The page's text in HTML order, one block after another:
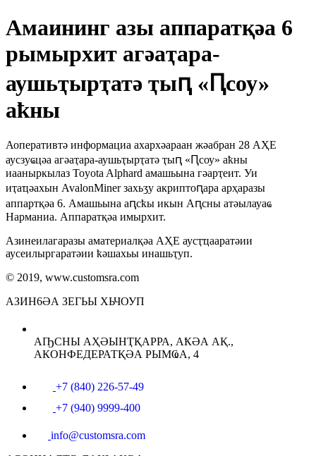
Амаининг азы аппаратқәа 6
рымырхит агәаҭара-
аушьҭырҭатә ҭыԥ «Ԥсоу»
аҟны
Аоперативтә информациа ахархәараан жәабран 28 АҲЕ
аусзуҩцәа агәаҭара-аушьҭырҭатә ҭыԥ «Ԥсоу» аҟны
иааныркылаз Toyota Alphard амашьына гәарҭеит. Уи
иҭаҵәахын AvalonMiner захьӡу акриптоԥара арҳаразы
аппартқәа 6. Амашьына аԥсҟы икын Аԥсны атәылауаҩ
Нарманиа. Аппаратқәа имырхит.
Азинеилагаразы аматериалқәа АҲЕ аусҭҵааратәии
аусеилыргаратәии ҟәшахьы инашьҭуп.
© 2019, www.customsra.com
АЗИН6ӘА ЗЕГЬЫ ХЬЧОУП
АҦСНЫ АҲӘЫНҬҚАРРА, АҞӘА АҚ.,
АКОНФЕДЕРАТҚӘА РЫМҨА, 4
+7 (840) 226-57-49
+7 (940) 9999-400
info@customsra.com